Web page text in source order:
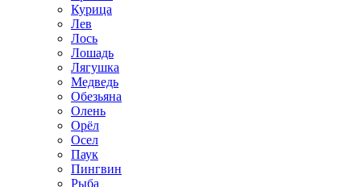
Курица
Лев
Лось
Лошадь
Лягушка
Медведь
Обезьяна
Олень
Орёл
Осел
Паук
Пингвин
Рыба